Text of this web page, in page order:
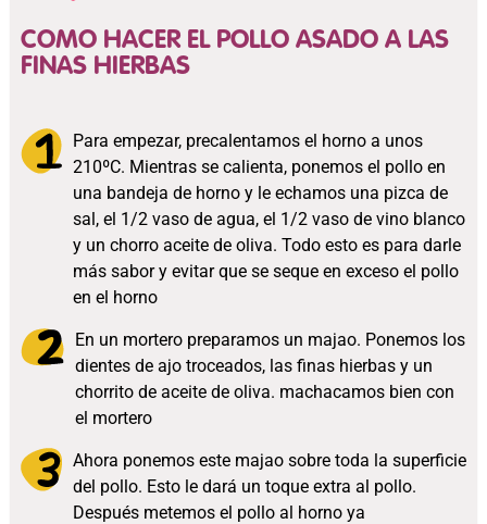
COMO HACER EL POLLO ASADO A LAS
FINAS HIERBAS
Para empezar, precalentamos el horno a unos
210ºC. Mientras se calienta, ponemos el pollo en
una bandeja de horno y le echamos una pizca de
sal, el 1/2 vaso de agua, el 1/2 vaso de vino blanco
y un chorro aceite de oliva. Todo esto es para darle
más sabor y evitar que se seque en exceso el pollo
en el horno
En un mortero preparamos un majao. Ponemos los
dientes de ajo troceados, las finas hierbas y un
chorrito de aceite de oliva. machacamos bien con
el mortero
Ahora ponemos este majao sobre toda la superficie
del pollo. Esto le dará un toque extra al pollo.
Después metemos el pollo al horno ya